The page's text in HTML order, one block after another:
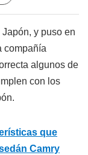
y puso en
compañía
algunos de
con los
que
Camry